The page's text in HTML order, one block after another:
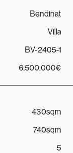
Bendinat
Villa
BV-2405-1
6.500.000€
430sqm
740sqm
5